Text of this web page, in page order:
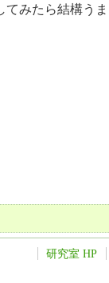
てみたら結構う
研究室 HP